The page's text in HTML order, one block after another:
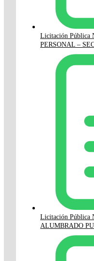
Licitación Pública
PERSONAL –
Licitación Pública
ALUMBRADO